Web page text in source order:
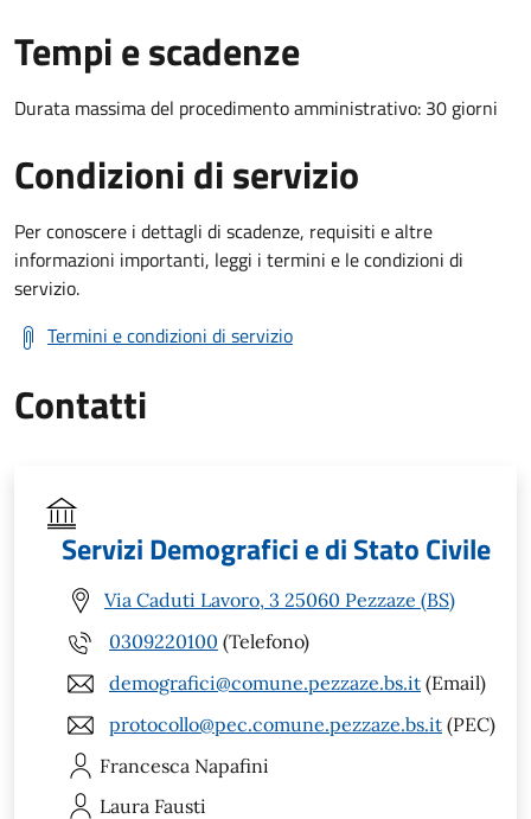
Tempi e scadenze
Durata massima del procedimento amministrativo: 30 giorni
Condizioni di servizio
Per conoscere i dettagli di scadenze, requisiti e altre
informazioni importanti, leggi i termini e le condizioni di
servizio.
Termini e condizioni di servizio
Contatti
Servizi Demografici e di Stato Civile
Via Caduti Lavoro, 3 25060 Pezzaze (BS)
0309220100 (Telefono)
demografici@comune.pezzaze.bs.it (Email)
protocollo@pec.comune.pezzaze.bs.it (PEC)
Francesca Napafini
Laura Fausti